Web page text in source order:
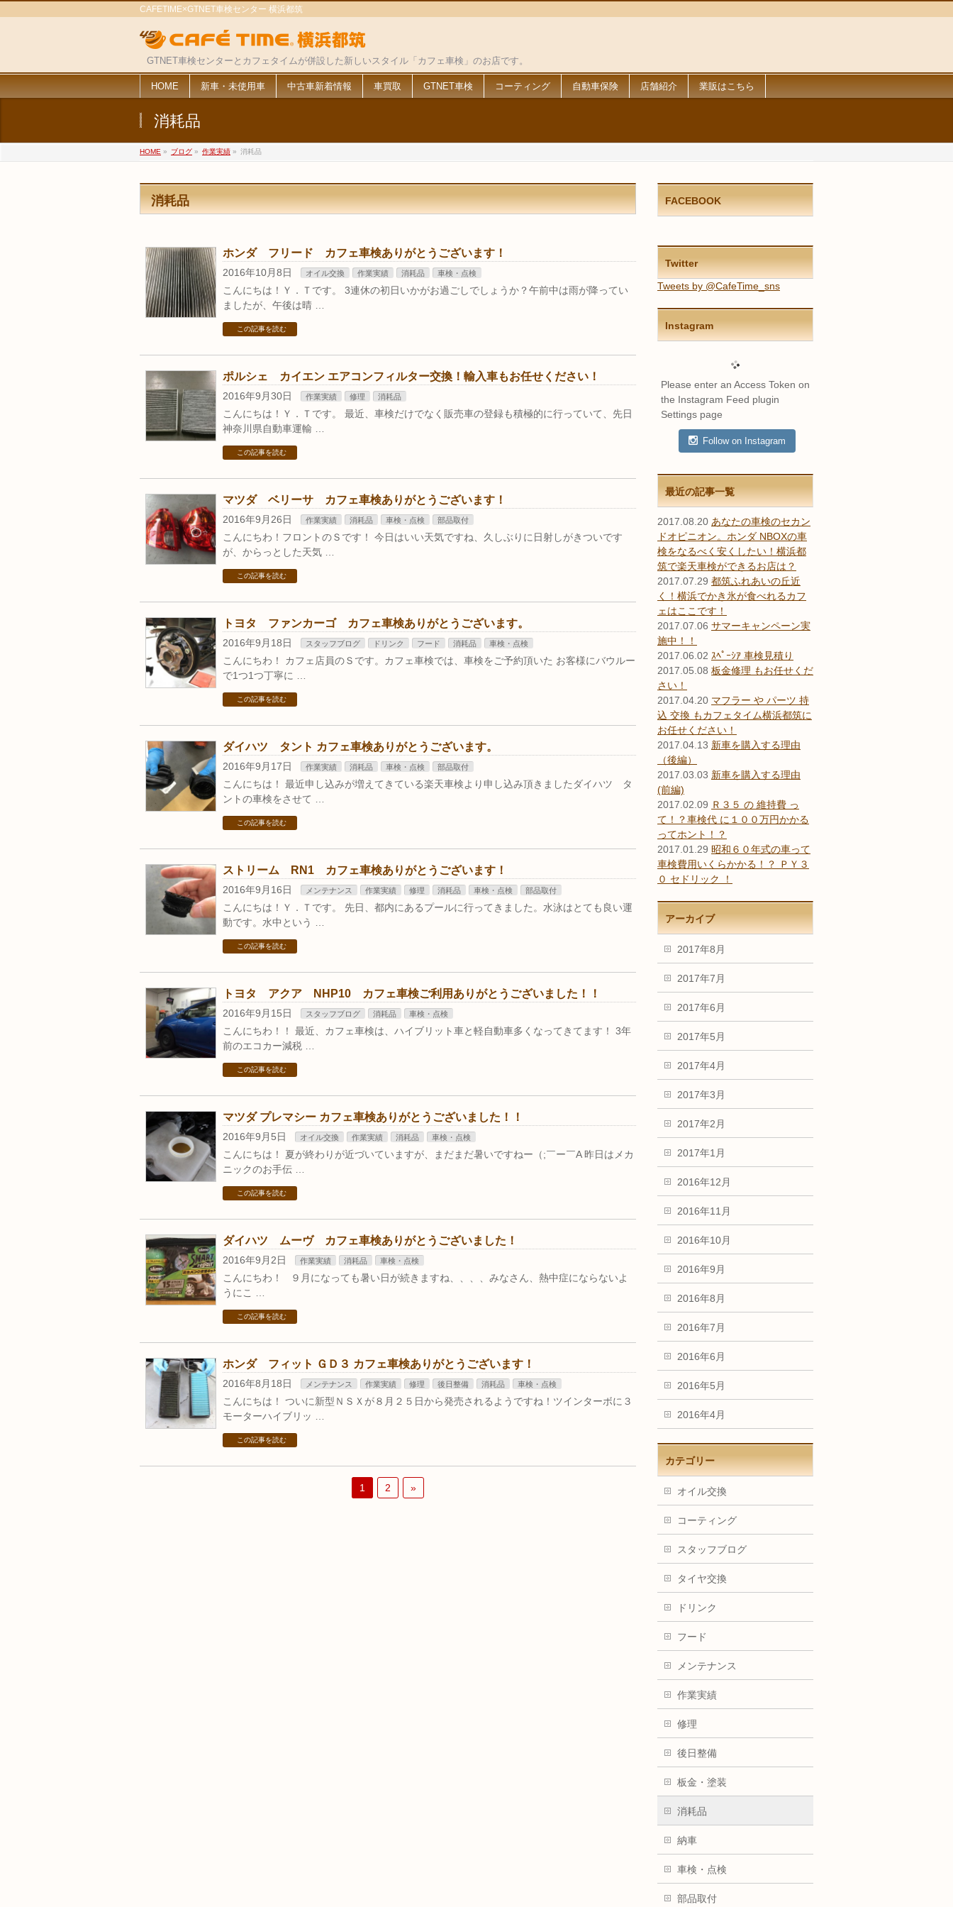
CAFETIME×GTNET車検センター 横浜都筑
GTNET車検センターとカフェタイムが併設した新しいスタイル「カフェ車検」のお店です。
HOME 新車・未使用車 中古車新着情報 車買取 GTNET車検 コーティング 自動車保険 店舗紹介 業販はこちら
消耗品
HOME » ブログ » 作業実績 » 消耗品
消耗品
ホンダ フリード カフェ車検ありがとうございます！
2016年10月8日 オイル交換 作業実績 消耗品 車検・点検
こんにちは！Ｙ．Ｔです。 3連休の初日いかがお過ごしでしょうか？午前中は雨が降ってい
ましたが、午後は晴 …
この記事を読む
ポルシェ カイエン エアコンフィルター交換！輸入車もお任せください！
2016年9月30日 作業実績 修理 消耗品
こんにちは！Ｙ．Ｔです。 最近、車検だけでなく販売車の登録も積極的に行っていて、先日
神奈川県自動車運輸 …
この記事を読む
マツダ ベリーサ カフェ車検ありがとうございます！
2016年9月26日 作業実績 消耗品 車検・点検 部品取付
こんにちわ！フロントのＳです！ 今日はいい天気ですね、久しぶりに日射しがきついです
が、からっとした天気 …
この記事を読む
トヨタ ファンカーゴ カフェ車検ありがとうございます。
2016年9月18日 スタッフブログ ドリンク フード 消耗品 車検・点検
こんにちわ！ カフェ店員のＳです。カフェ車検では、車検をご予約頂いた お客様にバウルー
で1つ1つ丁寧に …
この記事を読む
ダイハツ タント カフェ車検ありがとうございます。
2016年9月17日 作業実績 消耗品 車検・点検 部品取付
こんにちは！ 最近申し込みが増えてきている楽天車検より申し込み頂きましたダイハツ タ
ントの車検をさせて …
この記事を読む
ストリーム RN1 カフェ車検ありがとうございます！
2016年9月16日 メンテナンス 作業実績 修理 消耗品 車検・点検 部品取付
こんにちは！Ｙ．Ｔです。 先日、都内にあるプールに行ってきました。水泳はとても良い運
動です。水中という …
この記事を読む
トヨタ アクア NHP10 カフェ車検ご利用ありがとうございました！！
2016年9月15日 スタッフブログ 消耗品 車検・点検
こんにちわ！！ 最近、カフェ車検は、ハイブリット車と軽自動車多くなってきてます！ 3年
前のエコカー減税 …
この記事を読む
マツダ プレマシー カフェ車検ありがとうございました！！
2016年9月5日 オイル交換 作業実績 消耗品 車検・点検
こんにちは！ 夏が終わりが近づいていますが、まだまだ暑いですねー（;￣ー￣A 昨日はメカ
ニックのお手伝 …
この記事を読む
ダイハツ ムーヴ カフェ車検ありがとうございました！
2016年9月2日 作業実績 消耗品 車検・点検
こんにちわ！ ９月になっても暑い日が続きますね、、、、みなさん、熱中症にならないよ
うにこ …
この記事を読む
ホンダ フィット ＧＤ３ カフェ車検ありがとうございます！
2016年8月18日 メンテナンス 作業実績 修理 後日整備 消耗品 車検・点検
こんにちは！ ついに新型ＮＳＸが８月２５日から発売されるようですね！ツインターボに３
モーターハイブリッ …
この記事を読む
1 2 »
FACEBOOK
Twitter
Tweets by @CafeTime_sns
Instagram
Please enter an Access Token on
the Instagram Feed plugin
Settings page
Follow on Instagram
最近の記事一覧
2017.08.20 あなたの車検のセカン
ドオピニオン。ホンダ NBOXの車
検をなるべく安くしたい！横浜都
筑で楽天車検ができるお店は？
2017.07.29 都筑ふれあいの丘近
く！横浜でかき氷が食べれるカフ
ェはここです！
2017.07.06 サマーキャンペーン実
施中！！
2017.06.02 ｽﾍﾟｰｼｱ 車検見積り
2017.05.08 板金修理 もお任せくだ
さい！
2017.04.20 マフラー や パーツ 持
込 交換 もカフェタイム横浜都筑に
お任せください！
2017.04.13 新車を購入する理由
（後編）
2017.03.03 新車を購入する理由
(前編)
2017.02.09 Ｒ３５ の 維持費 っ
て！？車検代 に１００万円かかる
ってホント！？
2017.01.29 昭和６０年式の車って
車検費用いくらかかる！？ ＰＹ３
０ セドリック ！
アーカイブ
2017年8月
2017年7月
2017年6月
2017年5月
2017年4月
2017年3月
2017年2月
2017年1月
2016年12月
2016年11月
2016年10月
2016年9月
2016年8月
2016年7月
2016年6月
2016年5月
2016年4月
カテゴリー
オイル交換
コーティング
スタッフブログ
タイヤ交換
ドリンク
フード
メンテナンス
作業実績
修理
後日整備
板金・塗装
消耗品
納車
車検・点検
部品取付